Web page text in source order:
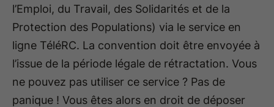
l’Emploi, du Travail, des Solidarités et de la
Protection des Populations) via le service en
ligne TéléRC. La convention doit être envoyée à
l’issue de la période légale de rétractation. Vous
ne pouvez pas utiliser ce service ? Pas de
panique ! Vous êtes alors en droit de déposer